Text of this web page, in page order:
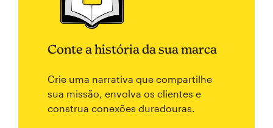
Conte a história da sua marca
Crie uma narrativa que compartilhe
sua missão, envolva os clientes e
construa conexões duradouras.